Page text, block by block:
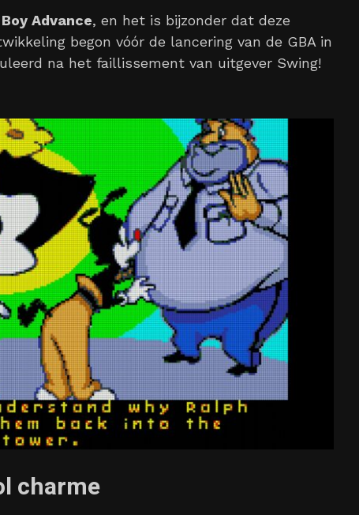
Advance, en het is bijzonder dat deze
begon vóór de lancering van de GBA in
na het faillissement van uitgever Swing!
charme